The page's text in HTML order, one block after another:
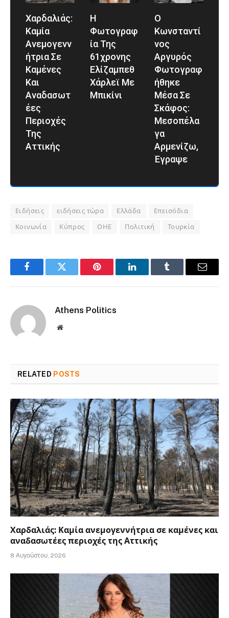
Χαρδαλιάς:
Καμία
Ανεμογενν
Ήτρια Σε
Καμένες
Και
Αναδασωτ
Έες
Περιοχές
Της
Αττικής
Η
Φωτογραφ
Ία Της
61χρονης
Ελίζαμπεθ
Χάρλεϊ Με
Μπικίνι
Ο
Κωνσταντί
Νος
Αργυρός
Φωτογραφ
Ήθηκε
Μέσα Σε
Σκάφος:
Μεσοπέλα
Γα
Αρμενίζω,
Έγραψε
Ειδήσεις ειδήσεις τώρα Ελλάδα Επεισόδια
Κοινωνία Κύπρος ΟΗΕ Πολιτική Τουρκία
FacebookTwitter Pinterest LinkedInTumblr Email
Athens Politics
Website
RELATED POSTS
Χαρδαλιάς: Καμία ανεμογεννήτρια σε καμένες και
αναδασωτέες περιοχές της Αττικής
8 Αυγούστου, 2026